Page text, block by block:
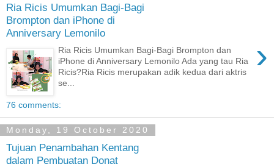
Ria Ricis Umumkan Bagi-Bagi
Brompton dan iPhone di
Anniversary Lemonilo
›
Ria Ricis Umumkan Bagi-Bagi Brompton dan
iPhone di Anniversary Lemonilo Ada yang tau Ria
Ricis?Ria Ricis merupakan adik kedua dari aktris
se...
76 comments:
Monday, 19 October 2020
Tujuan Penambahan Kentang
dalam Pembuatan Donat